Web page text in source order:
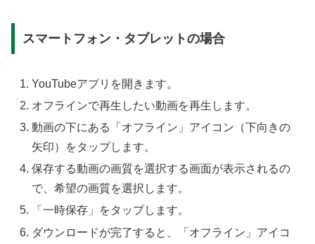
スマートフォン・タブレットの場合
YouTubeアプリを開きます。
オフラインで再生したい動画を再生します。
動画の下にある「オフライン」アイコン（下向きの
矢印）をタップします。
保存する動画の画質を選択する画面が表示されるの
で、希望の画質を選択します。
「一時保存」をタップします。
ダウンロードが完了すると、「オフライン」アイコ